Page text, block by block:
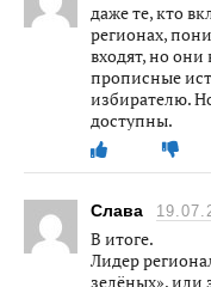
даже те, кто
регионах,
входят, но они
прописные
избирателю.
доступны.
Слава
В итоге.
Лидер
зелёных», или